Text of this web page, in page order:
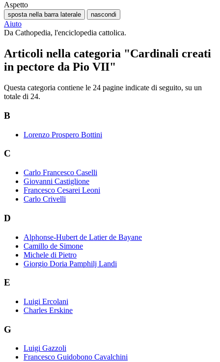
Aspetto
sposta nella barra laterale nascondi
Aiuto
Da Cathopedia, l'enciclopedia cattolica.
Articoli nella categoria "Cardinali creati
in pectore da Pio VII"
Questa categoria contiene le 24 pagine indicate di seguito, su un
totale di 24.
B
Lorenzo Prospero Bottini
C
Carlo Francesco Caselli
Giovanni Castiglione
Francesco Cesarei Leoni
Carlo Crivelli
D
Alphonse-Hubert de Latier de Bayane
Camillo de Simone
Michele di Pietro
Giorgio Doria Pamphilj Landi
E
Luigi Ercolani
Charles Erskine
G
Luigi Gazzoli
Francesco Guidobono Cavalchini